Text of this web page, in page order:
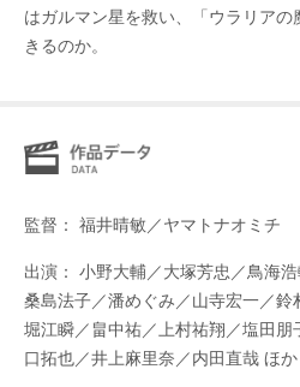
はガルマン星を救い、「ウラリア
きるのか。
監督： 福井晴敏／ヤマトナオミチ
出演： 小野大輔／大塚芳忠／鳥海
桑島法子／潘めぐみ／山寺宏一／鈴
堀江瞬／畠中祐／上村祐翔／塩田
口拓也／井上麻里奈／内田直哉 ほか